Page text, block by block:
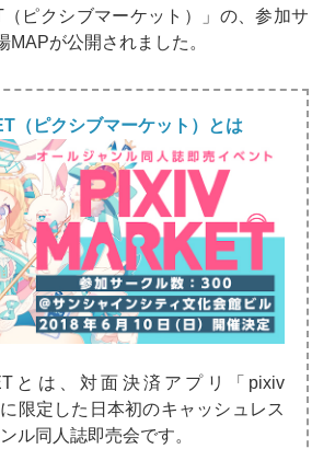
（ピクシブマーケット）」の、参加サ
MAPが公開されました。
（ピクシブマーケット）とは
とは、対面決済アプリ「pixiv
限定した日本初のキャッシュレス
ル同人誌即売会です。